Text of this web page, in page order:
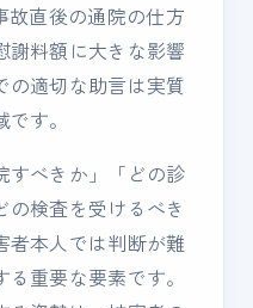
故直後の通院の仕方
謝料額に大きな影響
の適切な助言は実質
す。
すべきか」「どの診
検査を受けるべき
者本人では判断が難
重要な要素です。